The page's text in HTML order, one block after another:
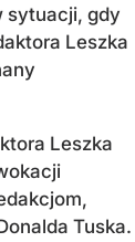
sytuacji, gdy
Leszka
Leszka
Tuska.